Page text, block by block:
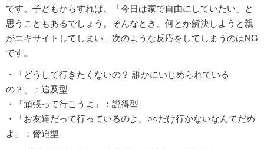
です。子どもからすれば、「今日は家で自由にしていたい」と
思うこともあるでしょう。そんなとき、何とか解決しようと親
がエキサイトしてしまい、次のような反応をしてしまうのはNG
です。
・「どうして行きたくないの？ 誰かにいじめられている
の？」：追及型
・「頑張って行こうよ」：説得型
・「お友達だって行っているのよ。○○だけ行かないなんてだめ
よ」：脅迫型